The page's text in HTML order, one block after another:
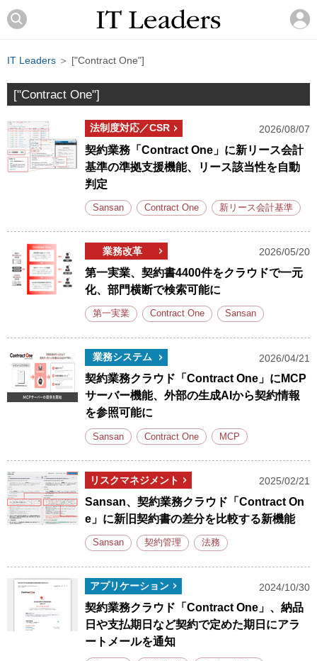
IT Leaders ＞ ["Contract One"]
["Contract One"]
法制度対応／CSR 2026/08/07
契約業務「Contract One」に新リース会計
基準の準拠支援機能、リース該当性を自動
判定
Sansan Contract One 新リース会計基準
業務改革 2026/05/20
第一実業、契約書4400件をクラウドで一元
化、部門横断で検索可能に
第一実業 Contract One Sansan
業務システム 2026/04/21
契約業務クラウド「Contract One」にMCP
サーバー機能、外部の生成AIから契約情報
を参照可能に
Sansan Contract One MCP
リスクマネジメント 2025/02/21
Sansan、契約業務クラウド「Contract On
e」に新旧契約書の差分を比較する新機能
Sansan 契約管理 法務
アプリケーション 2024/10/30
契約業務クラウド「Contract One」、納品
日や支払期日など契約で定めた期日にアラ
ートメールを通知